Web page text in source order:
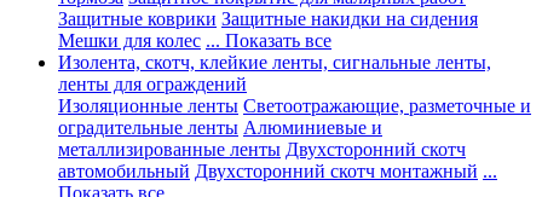
Защитные коврики Защитные накидки на сидения
Мешки для колес ... Показать все
Изолента, скотч, клейкие ленты, сигнальные ленты,
ленты для ограждений
Изоляционные ленты Светоотражающие, разметочные и
оградительные ленты Алюминиевые и
металлизированные ленты Двухсторонний скотч
автомобильный Двухсторонний скотч монтажный ...
Показать все